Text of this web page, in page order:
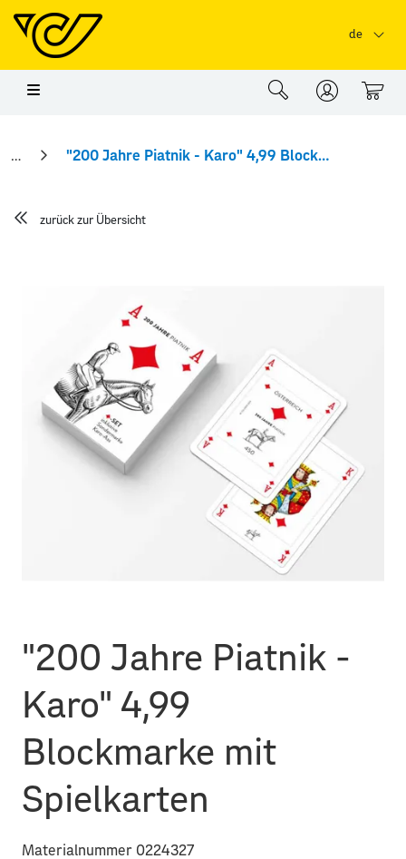
Springe zu Hauptinhalt
de
0
"200 Jahre Piatnik - Karo" 4,99 Blockmarke mit Spielkarten
zurück zur Übersicht
"200 Jahre Piatnik -
Karo" 4,99
Blockmarke mit
Spielkarten
Materialnummer 0224327